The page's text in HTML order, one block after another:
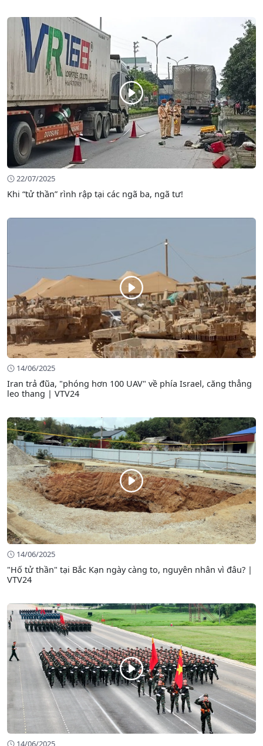
22/07/2025
Khi “tử thần” rình rập tại các ngã ba, ngã tư!
14/06/2025
Iran trả đũa, "phóng hơn 100 UAV" về phía Israel, căng thẳng
leo thang | VTV24
14/06/2025
"Hố tử thần" tại Bắc Kạn ngày càng to, nguyên nhân vì đâu? |
VTV24
14/06/2025